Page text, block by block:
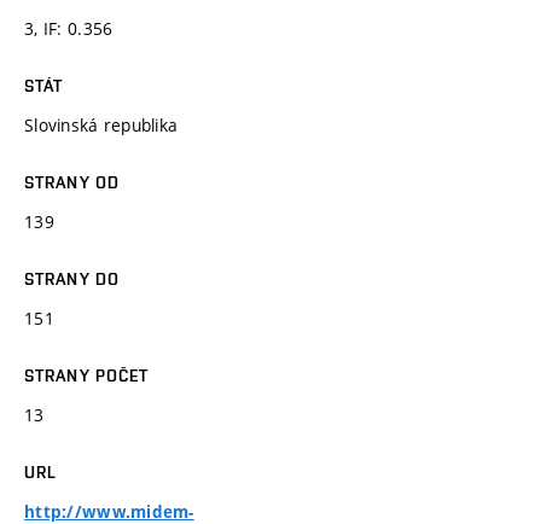
3, IF: 0.356
STÁT
Slovinská republika
STRANY OD
139
STRANY DO
151
STRANY POČET
13
URL
http://www.midem-